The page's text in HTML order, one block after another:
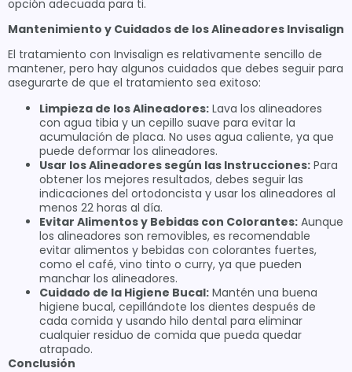
opción adecuada para ti.
Mantenimiento y Cuidados de los Alineadores Invisalign
El tratamiento con Invisalign es relativamente sencillo de
mantener, pero hay algunos cuidados que debes seguir para
asegurarte de que el tratamiento sea exitoso:
Limpieza de los Alineadores: Lava los alineadores
con agua tibia y un cepillo suave para evitar la
acumulación de placa. No uses agua caliente, ya que
puede deformar los alineadores.
Usar los Alineadores según las Instrucciones: Para
obtener los mejores resultados, debes seguir las
indicaciones del ortodoncista y usar los alineadores al
menos 22 horas al día.
Evitar Alimentos y Bebidas con Colorantes: Aunque
los alineadores son removibles, es recomendable
evitar alimentos y bebidas con colorantes fuertes,
como el café, vino tinto o curry, ya que pueden
manchar los alineadores.
Cuidado de la Higiene Bucal: Mantén una buena
higiene bucal, cepillándote los dientes después de
cada comida y usando hilo dental para eliminar
cualquier residuo de comida que pueda quedar
atrapado.
Conclusión